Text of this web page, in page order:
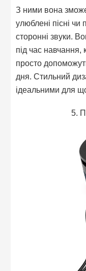
З ними вона
улюблені пісні чи
сторонні звуки.
під час навчання,
просто
дня. Стильний
ідеальними для
5.